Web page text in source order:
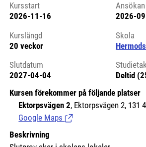
Kursstart 6125635
Kursstart
2026-11-16
2026-
Kurslängd
20 veckor
Skola
Hermods
Slutdatum
2027-04-04
Deltid
Kursen förekommer på följande platser
Ektorpsvägen 2, Ektorpsvägen 2, 131
Google Maps (Länk till extern sida.)
Beskrivning